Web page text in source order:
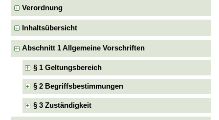
Verordnung
Inhaltsübersicht
Abschnitt 1 Allgemeine Vorschriften
§ 1 Geltungsbereich
§ 2 Begriffsbestimmungen
§ 3 Zuständigkeit